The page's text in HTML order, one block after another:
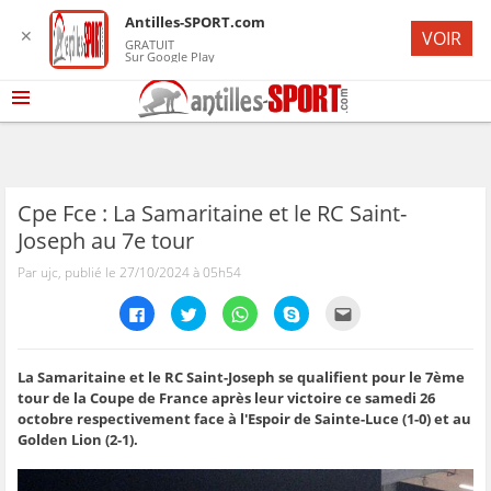
Cpe Fce : La Samaritaine et le RC Saint-
Joseph au 7e tour
Par ujc, publié le 27/10/2024 à 05h54
C
l
e
z
p
o
u
a
C
l
e
z
p
o
u
a
C
l
e
z
p
o
u
a
C
l
e
z
p
o
u
a
e
z
p
o
u
n
La Samaritaine et le RC Saint-Joseph se qualifient pour le 7ème
tour de la Coupe de France après leur victoire ce samedi 26
octobre respectivement face à l'Espoir de Sainte-Luce (1-0) et au
Golden Lion (2-1).
✕
Antilles-SPORT.com
GRATUIT
Sur Google Play
VOIR